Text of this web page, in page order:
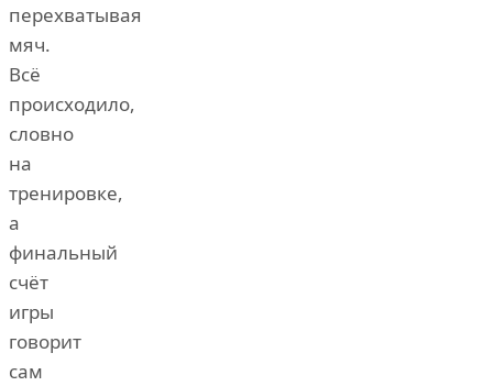
перехватывая
мяч.
Всё
происходило,
словно
на
тренировке,
а
финальный
счёт
игры
говорит
сам